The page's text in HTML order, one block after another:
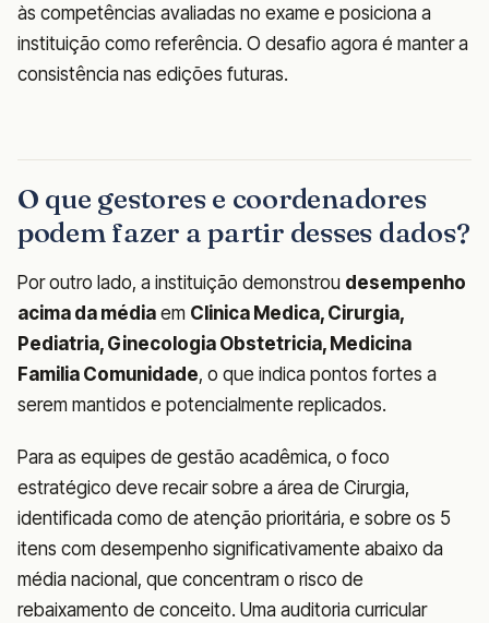
às competências avaliadas no exame e posiciona a
instituição como referência. O desafio agora é manter a
consistência nas edições futuras.
O que gestores e coordenadores
podem fazer a partir desses dados?
Por outro lado, a instituição demonstrou desempenho
acima da média em Clinica Medica, Cirurgia,
Pediatria, Ginecologia Obstetricia, Medicina
Familia Comunidade, o que indica pontos fortes a
serem mantidos e potencialmente replicados.
Para as equipes de gestão acadêmica, o foco
estratégico deve recair sobre a área de Cirurgia,
identificada como de atenção prioritária, e sobre os 5
itens com desempenho significativamente abaixo da
média nacional, que concentram o risco de
rebaixamento de conceito. Uma auditoria curricular